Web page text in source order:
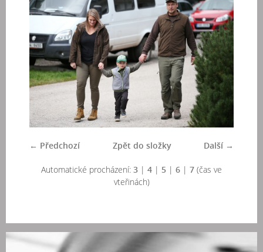
← Předchozí Další →
Zpět do složky
Automatické procházení: 3 | 4 | 5 | 6 | 7 (čas ve
vteřinách)